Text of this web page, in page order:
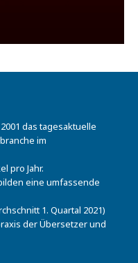
das tagesaktuelle
im
pro Jahr.
eine umfassende
1. Quartal 2021)
der Übersetzer und